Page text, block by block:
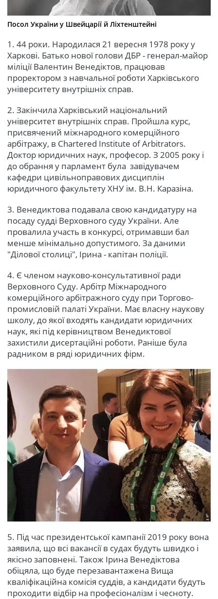
Посол України у Швейцарії й Ліхтенштейні
1. 44 роки. Народилася 21 вересня 1978 року у
Харкові. Батько нової голови ДБР - генерал-майор
міліції Валентин Венедіктов, працював
проректором з навчальної роботи Харківського
університету внутрішніх справ.
2. Закінчила Харківський національний
університет внутрішніх справ. Пройшла курс,
присвячений міжнародного комерційного
арбітражу, в Chartered Institute of Arbitrators.
Доктор юридичних наук, професор. З 2005 року і
до обрання у парламент була завідувачем
кафедри цивільноправових дисциплін
юридичного факультету ХНУ ім. В.Н. Каразіна.
3. Венедиктова подавала свою кандидатуру на
посаду судді Верховного суду України. Але
провалила участь в конкурсі, отримавши бал
менше мінімально допустимого. За даними
"Ділової столиці", Ірина - капітан поліції.
4. Є членом науково-консультативної ради
Верховного Суду. Арбітр Міжнародного
комерційного арбітражного суду при Торгово-
промисловій палаті України. Має власну наукову
школу, до якої входять кандидати юридичних
наук, які під керівництвом Венедиктової
захистили дисертаційні роботи. Раніше була
радником в ряді юридичних фірм.
5. Під час президентської кампанії 2019 року вона
заявила, що всі вакансії в судах будуть швидко і
якісно заповнені. Також Ірина Венедіктова
обіцяла, що буде перезавантажена Вища
кваліфікаційна комісія суддів, а кандидати будуть
проходити відбір на професіоналізм і чесноту.